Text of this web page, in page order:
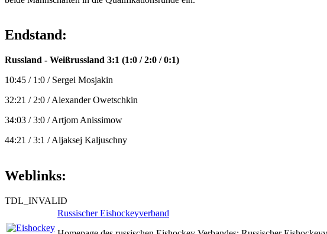
Endstand:
Russland - Weißrussland 3:1 (1:0 / 2:0 / 0:1)
10:45 / 1:0 / Sergei Mosjakin
32:21 / 2:0 / Alexander Owetschkin
34:03 / 3:0 / Artjom Anissimow
44:21 / 3:1 / Aljaksej Kaljuschny
Weblinks:
TDL_INVALID
Russischer Eishockeyverband